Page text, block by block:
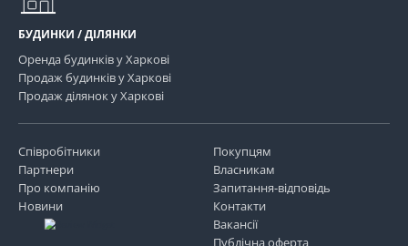
БУДИНКИ / ДІЛЯНКИ
Оренда будинків у Харкові
Продаж будинків у Харкові
Продаж ділянок у Харкові
Співробітники
Партнери
Покупцям
Власникам
Про компанію
Новини
Запитання-відповідь
Контакти
Вакансії
Публічна оферта